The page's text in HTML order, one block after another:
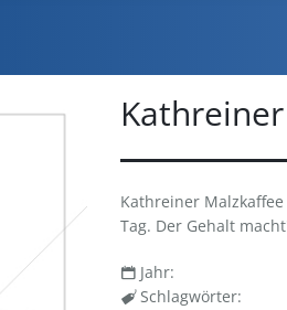
Kathreiner
Tag. Der Gehalt
Jahr:
Schlagwörter: